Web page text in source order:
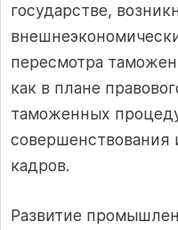
государстве,
пересмотра
как в плане
таможенных
совершенствования
кадров.
Развитие